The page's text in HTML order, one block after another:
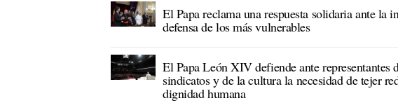
El Papa reclama una respuesta solidaria ante la
defensa de los más vulnerables
El Papa León XIV defiende ante representantes
sindicatos y de la cultura la necesidad de tejer
dignidad humana